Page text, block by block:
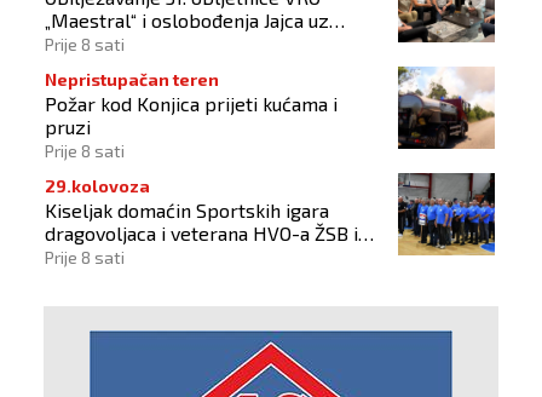
„Maestral“ i oslobođenja Jajca uz
pokroviteljstvo HNS-a BiH
Prije 8 sati
Nepristupačan teren
Požar kod Konjica prijeti kućama i
pruzi
Prije 8 sati
29.kolovoza
Kiseljak domaćin Sportskih igara
dragovoljaca i veterana HVO-a ŽSB i
Dana branitelja
Prije 8 sati